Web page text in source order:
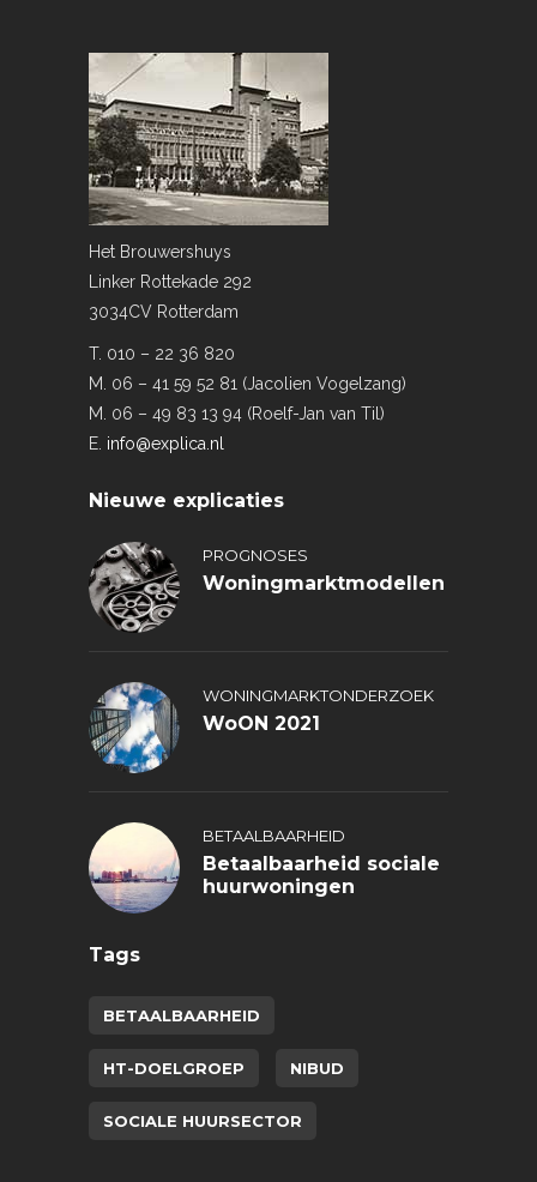
Het Brouwershuys
Linker Rottekade 292
3034CV Rotterdam
T. 010 – 22 36 820
M. 06 – 41 59 52 81 (Jacolien Vogelzang)
M. 06 – 49 83 13 94 (Roelf-Jan van Til)
E. info@explica.nl
Nieuwe explicaties
PROGNOSES
Woningmarktmodellen
WONINGMARKTONDERZOEK
WoON 2021
BETAALBAARHEID
Betaalbaarheid sociale
huurwoningen
Tags
BETAALBAARHEID
HT-DOELGROEP NIBUD
SOCIALE HUURSECTOR